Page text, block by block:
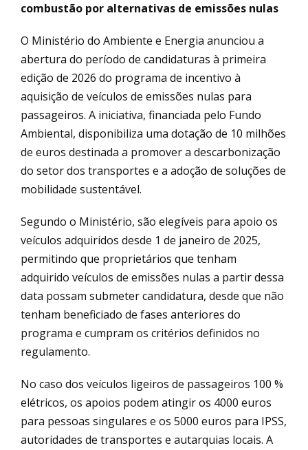
combustão por alternativas de emissões nulas
O Ministério do Ambiente e Energia anunciou a
abertura do período de candidaturas à primeira
edição de 2026 do programa de incentivo à
aquisição de veículos de emissões nulas para
passageiros. A iniciativa, financiada pelo Fundo
Ambiental, disponibiliza uma dotação de 10 milhões
de euros destinada a promover a descarbonização
do setor dos transportes e a adoção de soluções de
mobilidade sustentável.
Segundo o Ministério, são elegíveis para apoio os
veículos adquiridos desde 1 de janeiro de 2025,
permitindo que proprietários que tenham
adquirido veículos de emissões nulas a partir dessa
data possam submeter candidatura, desde que não
tenham beneficiado de fases anteriores do
programa e cumpram os critérios definidos no
regulamento.
No caso dos veículos ligeiros de passageiros 100 %
elétricos, os apoios podem atingir os 4000 euros
para pessoas singulares e os 5000 euros para IPSS,
autoridades de transportes e autarquias locais. A